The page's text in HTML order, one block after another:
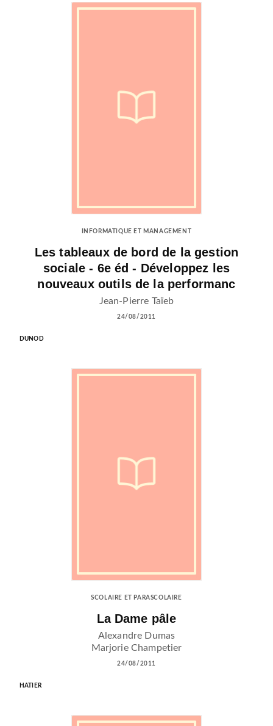
INFORMATIQUE ET MANAGEMENT
Les tableaux de bord de la gestion
sociale - 6e éd - Développez les
nouveaux outils de la performanc
Jean-Pierre Taïeb
24/08/2011
DUNOD
SCOLAIRE ET PARASCOLAIRE
La Dame pâle
Alexandre Dumas
Marjorie Champetier
24/08/2011
HATIER